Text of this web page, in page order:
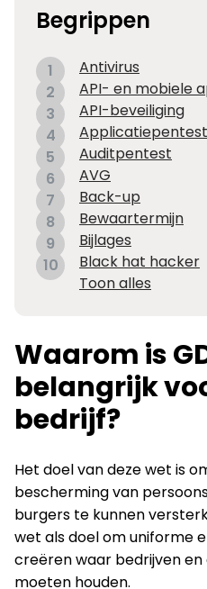
Waarom is
belangrijk
bedrijf?
Het doel van deze wet is
bescherming van
burgers te kunnen
wet als doel om uniforme
creëren waar bedrijven en
moeten houden.
Begrippen
1
Antivirus
2
API- en mobiele
3
API-beveiliging
4
Applicatiepentest
5
Auditpentest
6
AVG
7
Back-up
8
Bewaartermijn
9
Bijlages
10
Black hat hacker
Toon alles